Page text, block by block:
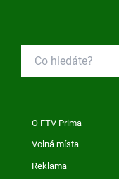
O FTV Prima
Volná místa
Reklama